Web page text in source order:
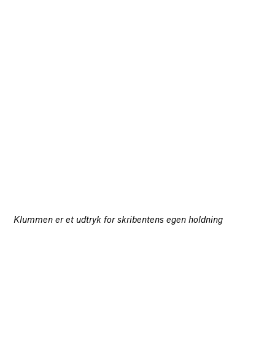
Klummen er et udtryk for skribentens egen holdning